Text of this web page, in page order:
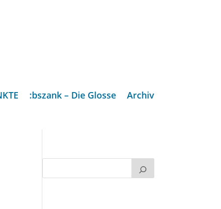
:bszank – Die Glosse Archiv